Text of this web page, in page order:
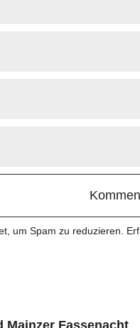
um Spam zu reduzieren.
Mainzer Fassenacht